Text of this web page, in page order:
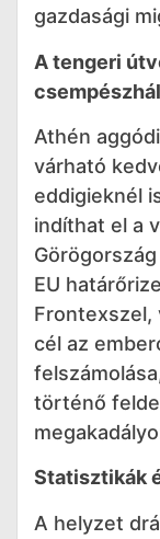
gazdasági
A tengeri
Athén
várható
eddigieknél
indíthat el a
EU
Frontexszel,
cél az
történő
Statisztikák
A helyzet